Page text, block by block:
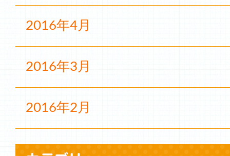
2016年4月
2016年3月
2016年2月